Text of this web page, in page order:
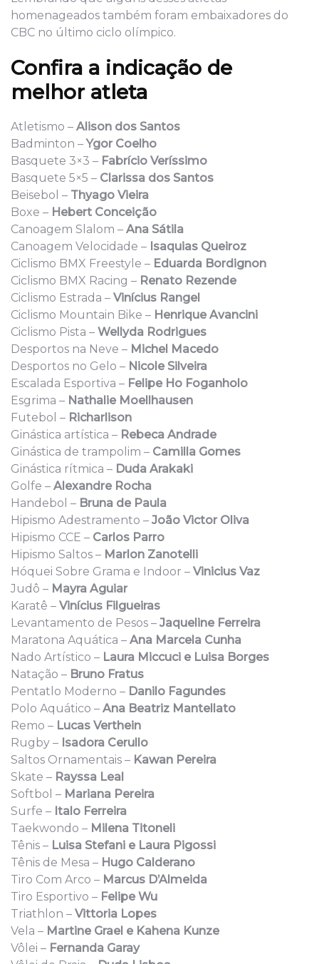
homenageados também foram embaixadores do
CBC no último ciclo olímpico.
Confira a indicação de
melhor atleta
Atletismo – Alison dos Santos
Badminton –Ygor Coelho
Basquete 3×3 – Fabrício Veríssimo
Basquete 5×5 – Clarissa dos Santos
Beisebol – Thyago Vieira
Boxe – Hebert Conceição
Canoagem Slalom – Ana Sátila
Canoagem Velocidade – Isaquias Queiroz
Ciclismo BMX Freestyle – Eduarda Bordignon
Ciclismo BMX Racing – Renato Rezende
Ciclismo Estrada – Vinícius Rangel
Ciclismo Mountain Bike – Henrique Avancini
Ciclismo Pista – Wellyda Rodrigues
Desportos na Neve – Michel Macedo
Desportos no Gelo – Nicole Silveira
Escalada Esportiva – Felipe Ho Foganholo
Esgrima – Nathalie Moellhausen
Futebol – Richarlison
Ginástica artística – Rebeca Andrade
Ginástica de trampolim – Camilla Gomes
Ginástica rítmica – Duda Arakaki
Golfe – Alexandre Rocha
Handebol – Bruna de Paula
Hipismo Adestramento – João Victor Oliva
Hipismo CCE – Carlos Parro
Hipismo Saltos – Marlon Zanotelli
Hóquei Sobre Grama e Indoor – Vinicius Vaz
Judô – Mayra Aguiar
Karatê – Vinícius Filgueiras
Levantamento de Pesos – Jaqueline Ferreira
Maratona Aquática – Ana Marcela Cunha
Nado Artístico – Laura Miccuci e Luisa Borges
Natação – Bruno Fratus
Pentatlo Moderno – Danilo Fagundes
Polo Aquático – Ana Beatriz Mantellato
Remo – Lucas Verthein
Rugby – Isadora Cerullo
Saltos Ornamentais – Kawan Pereira
Skate – Rayssa Leal
Softbol – Mariana Pereira
Surfe – Italo Ferreira
Taekwondo – Milena Titoneli
Tênis – Luisa Stefani e Laura Pigossi
Tênis de Mesa – Hugo Calderano
Tiro Com Arco – Marcus D’Almeida
Tiro Esportivo – Felipe Wu
Triathlon – Vittoria Lopes
Vela – Martine Grael e Kahena Kunze
Vôlei – Fernanda Garay